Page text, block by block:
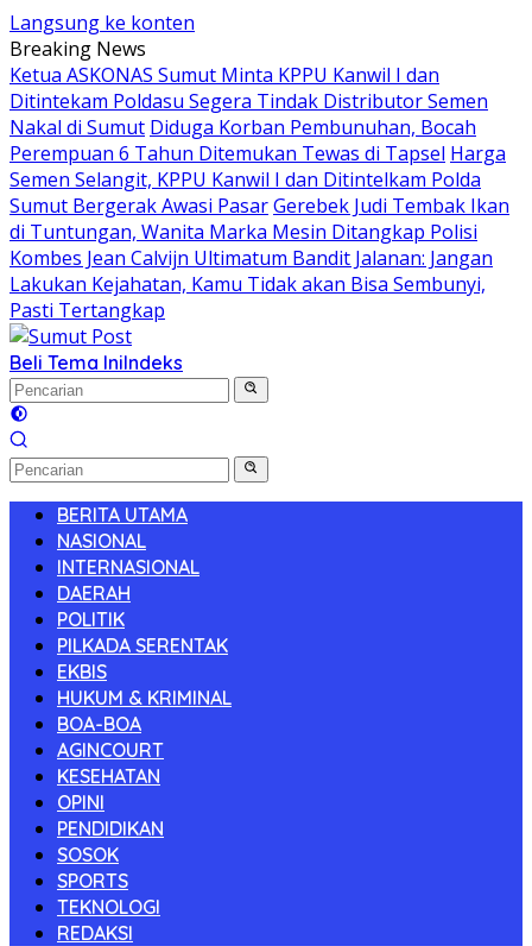
Langsung ke konten
Breaking News
Ketua ASKONAS Sumut Minta KPPU Kanwil I dan
Ditintekam Poldasu Segera Tindak Distributor Semen
Nakal di Sumut Diduga Korban Pembunuhan, Bocah
Perempuan 6 Tahun Ditemukan Tewas di Tapsel Harga
Semen Selangit, KPPU Kanwil I dan Ditintelkam Polda
Sumut Bergerak Awasi PasarGerebek Judi Tembak Ikan
di Tuntungan, Wanita Marka Mesin Ditangkap Polisi
Kombes Jean Calvijn Ultimatum Bandit Jalanan: Jangan
Lakukan Kejahatan, Kamu Tidak akan Bisa Sembunyi,
Pasti Tertangkap
Beli Tema IniIndeks
BERITA UTAMA
NASIONAL
INTERNASIONAL
DAERAH
POLITIK
PILKADA SERENTAK
EKBIS
HUKUM & KRIMINAL
BOA-BOA
AGINCOURT
KESEHATAN
OPINI
PENDIDIKAN
SOSOK
SPORTS
TEKNOLOGI
REDAKSI